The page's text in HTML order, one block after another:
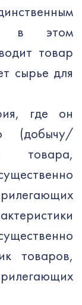
в этом
товар
сырье для
где он
(добычу/
товара,
товаров,